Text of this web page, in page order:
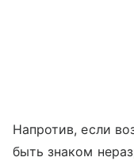
Напротив, если
быть знаком